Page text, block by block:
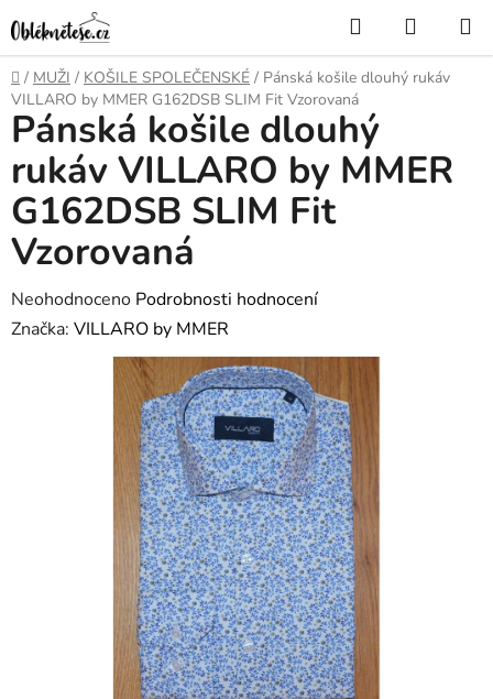
na
obsah
Hledat
KOŠÍK
Domů
/ MUŽI / KOŠILE SPOLEČENSKÉ / Pánská košile dlouhý rukáv
VILLARO by MMER G162DSB SLIM Fit Vzorovaná
Pánská košile dlouhý
rukáv VILLARO by MMER
G162DSB SLIM Fit
Vzorovaná
Průměrné
hodnocení
Neohodnoceno Podrobnosti hodnocení
Značka: VILLARO by MMER